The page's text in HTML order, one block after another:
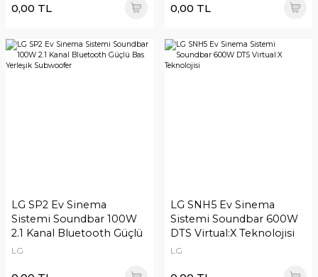
0,00 TL 0,00 TL
LG SP2 Ev Sinema
Sistemi Soundbar 100W
2.1 Kanal Bluetooth Güçlü
Bas Yerleşik Subwoofer
LG
LG SNH5 Ev Sinema
Sistemi Soundbar 600W
DTS Virtual:X Teknolojisi
LG